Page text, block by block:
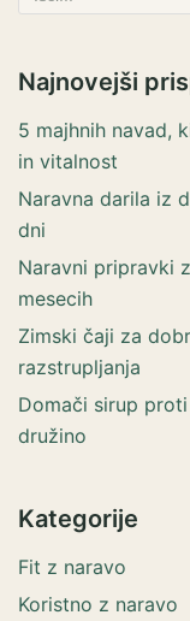
Najnovejši
5 majhnih navad,
in vitalnost
Naravna darila iz
dni
Naravni pripravki
mesecih
Zimski čaji za
razstrupljanja
Domači sirup
družino
Kategorije
Fit z naravo
Koristno z naravo